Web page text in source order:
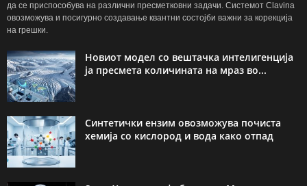
да се приспособува на различни пресметковни задачи. Системот Clavina
овозможува и посигурно создавање квантни состојби важни за корекција
на грешки.
Новиот модел со вештачка интелигенција
ја пресмета количината на мраз во...
Синтетички ензим овозможува почиста
хемија со кислород и вода како отпад